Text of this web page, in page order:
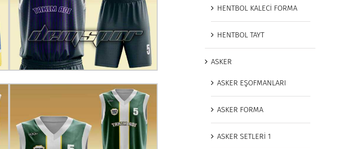
HENTBOL KALECİ FORMA
HENTBOL TAYT
ASKER
ASKER EŞOFMANLARI
ASKER FORMA
ASKER SETLERİ 1